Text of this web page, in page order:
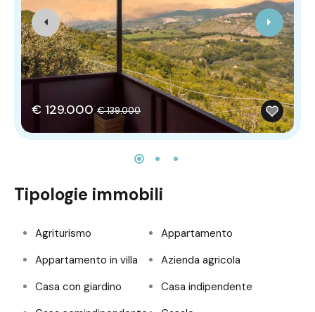
€ 129.000 € 139.000
Tipologie immobili
Agriturismo
Appartamento
Appartamento in villa
Azienda agricola
Casa con giardino
Casa indipendente